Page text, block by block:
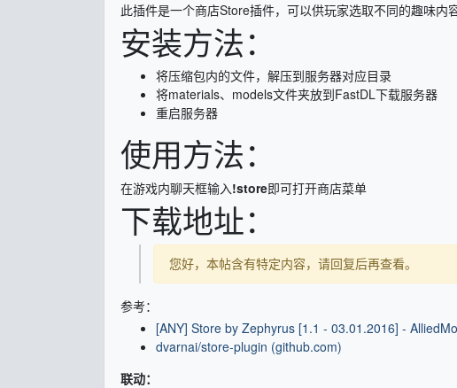
此插件是一个商店Store插件，可以供玩家选取不同的趣味内
安装方法：
将压缩包内的文件，解压到服务器对应目录
将materials、models文件夹放到FastDL下载服务器
重启服务器
使用方法：
在游戏内聊天框输入!store即可打开商店菜单
下载地址：
您好，本帖含有特定内容，请回复后再查看。
参考：
[ANY] Store by Zephyrus [1.1 - 03.01.2016] -
dvarnai/store-plugin (github.com)
联动：